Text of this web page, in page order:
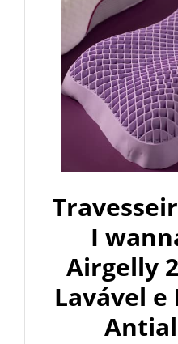
I
Airgelly
Lavável e